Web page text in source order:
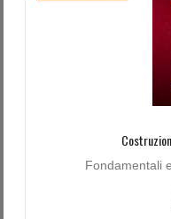
Fondamentali